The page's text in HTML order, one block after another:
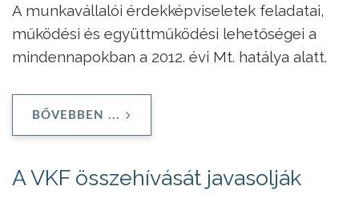
A munkavállalói érdekképviseletek feladatai,
működési és együttműködési lehetőségei a
mindennapokban a 2012. évi Mt. hatálya alatt.
BŐVEBBEN ...
A VKF összehívását javasolják